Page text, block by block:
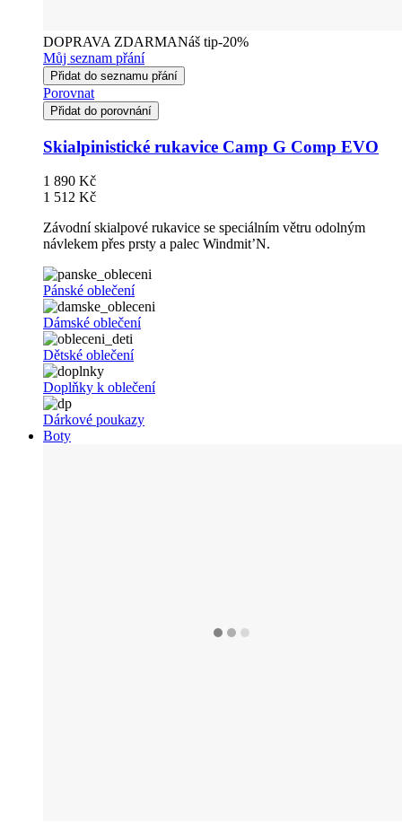
DOPRAVA ZDARMANáš tip-20%
Můj seznam přání
Přidat do seznamu přání
Porovnat
Přidat do porovnání
Skialpinistické rukavice Camp G Comp EVO
1 890 Kč
1 512 Kč
Závodní skialpové rukavice se speciálním větru odolným
návlekem přes prsty a palec Windmit’N.
Pánské oblečení
Dámské oblečení
Dětské oblečení
Doplňky k oblečení
Dárkové poukazy
Boty